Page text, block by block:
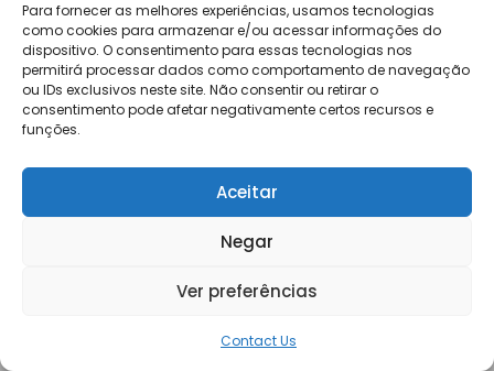
Para fornecer as melhores experiências, usamos tecnologias
como cookies para armazenar e/ou acessar informações do
dispositivo. O consentimento para essas tecnologias nos
permitirá processar dados como comportamento de navegação
ou IDs exclusivos neste site. Não consentir ou retirar o
consentimento pode afetar negativamente certos recursos e
funções.
Aceitar
Negar
Ver preferências
Contact Us
FOLLOW US
©